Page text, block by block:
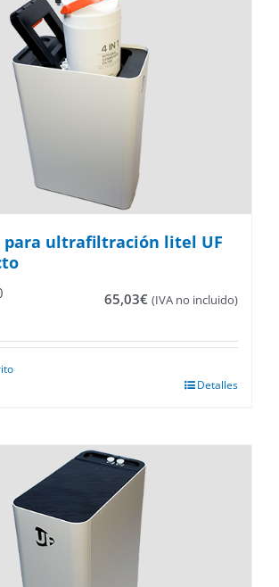
para ultrafiltración litel UF
65,03€ (IVA no incluido)
Detalles